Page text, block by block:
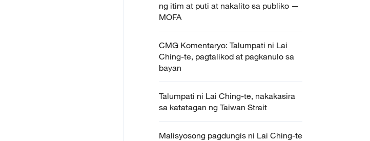
ng itim at puti at nakalito sa publiko —
MOFA
CMG Komentaryo: Talumpati ni Lai
Ching-te, pagtalikod at pagkanulo sa
bayan
Talumpati ni Lai Ching-te, nakakasira
sa katatagan ng Taiwan Strait
Malisyosong pagdungis ni Lai Ching-te